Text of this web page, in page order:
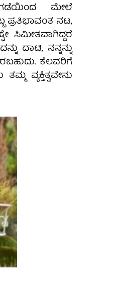
ಮೇಲೆ
ಪ್ರತಿಭಾವಂತ ನಟ,
ಸಿಮೀತವಾಗಿದ್ದರೆ
ದಾಟಿ, ನನ್ನನ್ನು
ಕೆಲವರಿಗೆ
ವ್ಯಕ್ತಿತ್ವವೇನು